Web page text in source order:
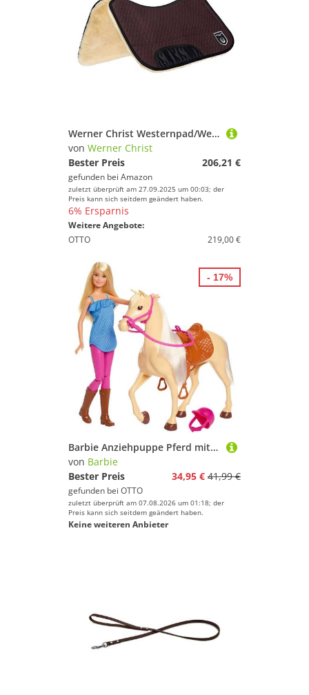
Werner Christ Westernpad/Western-Satteldecke Westernsattelpad aus echtem Lammfell (20 mm Wollhöhe), Einschubtaschen (ohne Polster), in braun, Gr.: 75x75 cm
von Werner Christ
Bester Preis
206,21 €
gefunden bei Amazon
zuletzt überprüft am 27.09.2025 um 00:03; der
Preis kann sich seitdem geändert haben.
6% Ersparnis
Weitere Angebote:
OTTO
219,00 €
Barbie Anziehpuppe Pferd mit Puppe, Spielset
von Barbie
Bester Preis
34,95 € 41,99 €
gefunden bei OTTO
zuletzt überprüft am 07.08.2026 um 01:18; der
Preis kann sich seitdem geändert haben.
Keine weiteren Anbieter
- 17%